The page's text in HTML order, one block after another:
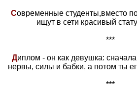
Современные студенты,вместо
ищут в сети красивый
***
Диплом - он как девушка:
нервы, силы и бабки, а потом ты
***